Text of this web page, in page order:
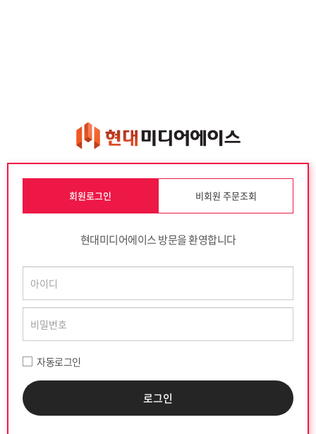
회원로그인 비회원 주문조회
현대미디어에이스 방문을 환영합니다
자동로그인